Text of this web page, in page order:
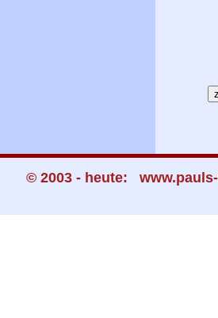
© 2003 - heute: